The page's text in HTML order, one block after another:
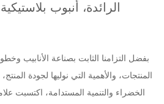
الرائدة، أنبوب
بفضل التزامنا الثابت بصناعة الأنابيب
المنتجات، والأهمية التي نوليها لجودة
الخضراء والتنمية المستدامة، اكتسبت